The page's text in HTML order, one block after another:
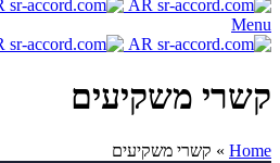
Menu
קשרי משקיעים
Home
» קשרי משקיעים